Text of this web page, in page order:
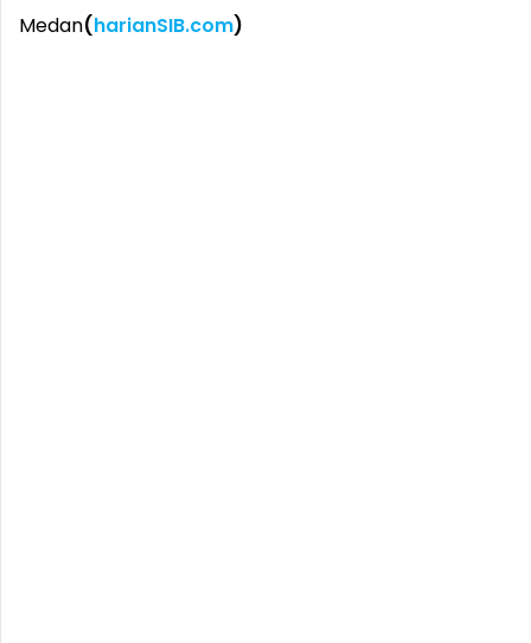
Medan(harianSIB.com)